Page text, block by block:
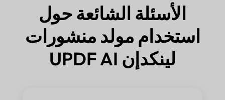
الأسئلة الشائعة حول
استخدام مولد منشورات
لينكدإن UPDF AI